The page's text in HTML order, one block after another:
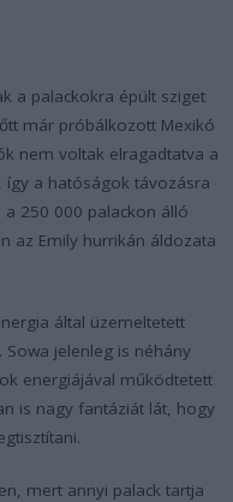
a palackokra épült sziget
már próbálkozott Mexikó
nem voltak elragadtatva a
így a hatóságok távozásra
250 000 palackon álló
az Emily hurrikán áldozata
által üzemeltetett
jelenleg is néhány
energiájával működtetett
is nagy fantáziát lát, hogy
mert annyi palack tartja